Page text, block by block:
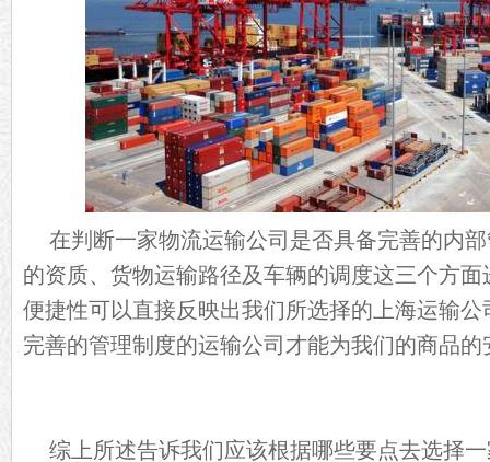
在判断一家物流运输公司是否具备完善的内
的资质、货物运输路径及车辆的调度这三个方
便捷性可以直接反映出我们所选择的上海运输
完善的管理制度的运输公司才能为我们的商品
综上所述告诉我们应该根据哪些要点去选择